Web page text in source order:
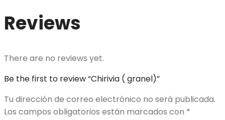
Reviews
There are no reviews yet.
Be the first to review “Chirivia ( granel)”
Tu dirección de correo electrónico no será publicada.
Los campos obligatorios están marcados con *